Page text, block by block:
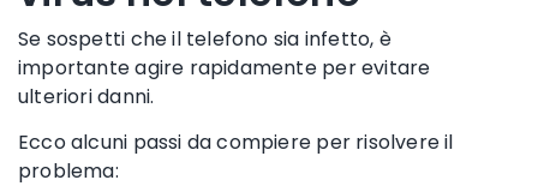
Se sospetti che il telefono sia infetto, è
importante agire rapidamente per evitare
ulteriori danni.
Ecco alcuni passi da compiere per risolvere il
problema: